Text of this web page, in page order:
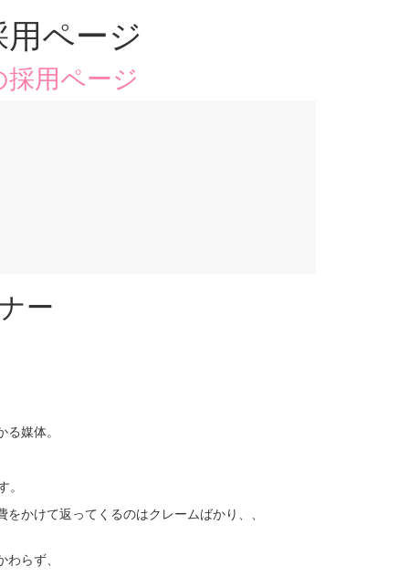
ページ
用ページ
ー
媒体。
。
かけて返ってくるのはクレームばかり、、
らず、